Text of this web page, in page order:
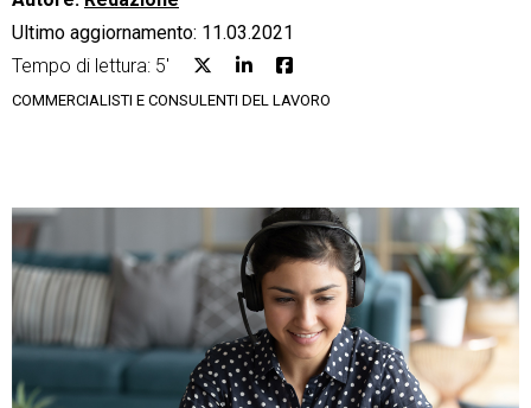
Ecommerce
Financial Solutions
HR
Trust Services
Ultimo aggiornamento: 11.03.2021
Tempo di lettura: 5'
COMMERCIALISTI E CONSULENTI DEL LAVORO